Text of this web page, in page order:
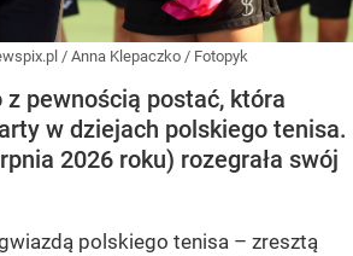
/ Anna Klepaczko / Fotopyk
pewnością postać, która
w dziejach polskiego tenisa.
2026 roku) rozegrała swój
polskiego tenisa – zresztą